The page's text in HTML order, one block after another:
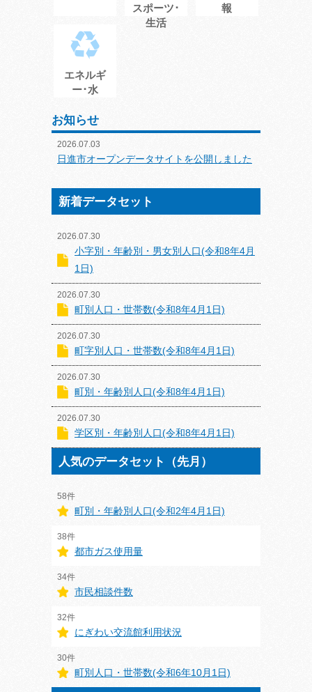
スポーツ･
生活
報
エネルギ
ー･水
お知らせ
2026.07.03
日進市オープンデータサイトを公開しました
新着データセット
2026.07.30
小字別・年齢別・男女別人口(令和8年4月
1日)
2026.07.30
町別人口・世帯数(令和8年4月1日)
2026.07.30
町字別人口・世帯数(令和8年4月1日)
2026.07.30
町別・年齢別人口(令和8年4月1日)
2026.07.30
学区別・年齢別人口(令和8年4月1日)
人気のデータセット（先月）
58件
町別・年齢別人口(令和2年4月1日)
38件
都市ガス使用量
34件
市民相談件数
32件
にぎわい交流館利用状況
30件
町別人口・世帯数(令和6年10月1日)